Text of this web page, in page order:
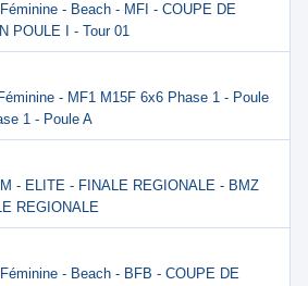
- Beach - MFI - COUPE DE
POULE I - Tour 01
- MF1 M15F 6x6 Phase 1 - Poule
1 - Poule A
- ELITE - FINALE REGIONALE - BMZ
REGIONALE
- Beach - BFB - COUPE DE